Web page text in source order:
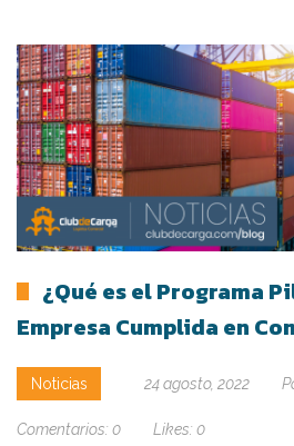
¿Qué es el Programa
Empresa Cumplida en
Noticias 24 agosto, 2022
Comentarios: 0 Likes: 0